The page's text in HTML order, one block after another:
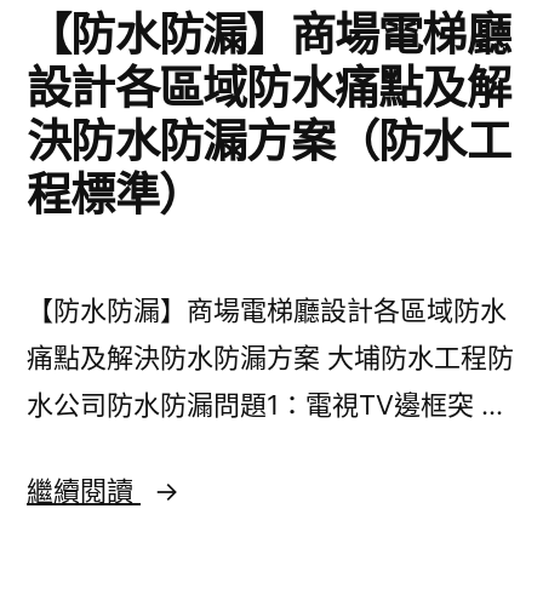
和
解
決
方
案
【防水防漏】商場電梯廳
設計各區域防水痛點及解
決防水防漏方案（防水工
程標準）
【防水防漏】商場電梯廳設計各區域防水
痛點及解決防水防漏方案 大埔防水工程防
水公司防水防漏問題1：電視TV邊框突 …
繼續閱讀
【防